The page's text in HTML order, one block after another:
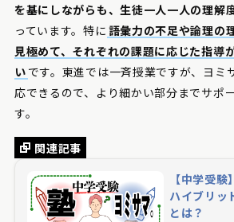
を基にしながらも、生徒一人一人の理解
っています。特に 語彙力の不足や論理の
見極めて、それぞれの課題に応じた指導
い です。東進では一斉授業ですが、ヨミ
応できるので、より細かい部分までサポ
す。
関連記事
【中学受験
ハイブリッ
とは？